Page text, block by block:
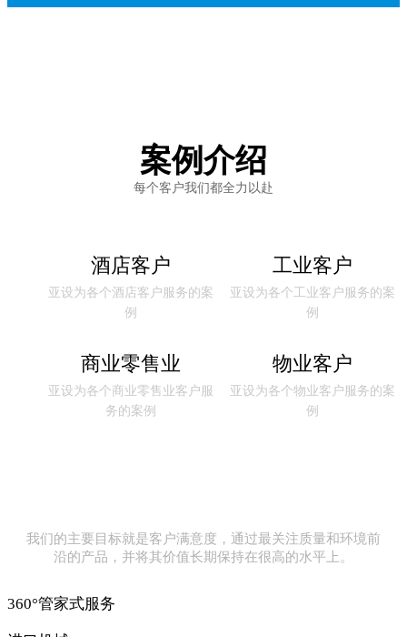
案例介绍
每个客户我们都全力以赴
酒店客户
亚设为各个酒店客户服务的案
例
工业客户
亚设为各个工业客户服务的案
例
商业零售业
亚设为各个商业零售业客户服
务的案例
物业客户
亚设为各个物业客户服务的案
例
我们的主要目标就是客户满意度，通过最关注质量和环境前
沿的产品，并将其价值长期保持在很高的水平上。
360°管家式服务